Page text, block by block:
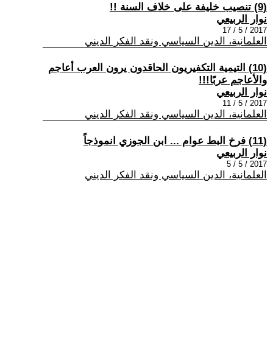
(9) تنصيب خليفة على خلاف السنة !!
نوار الربيعي
2017 / 5 / 17
العلمانية، الدين السياسي ونقد الفكر الديني
(10) التيمية التكفيريون الحاقدون يرون العرب أعاجم
والأعاجم عربًا!!!
نوار الربيعي
2017 / 5 / 11
العلمانية، الدين السياسي ونقد الفكر الديني
(11) فرخ البط عوام ... ابن الجوزي انموذجاً
نوار الربيعي
2017 / 5 / 5
العلمانية، الدين السياسي ونقد الفكر الديني